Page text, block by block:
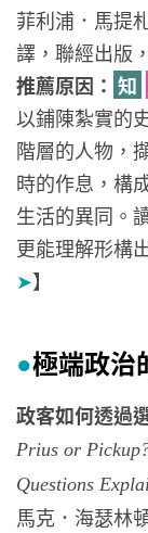
菲利浦．馬提
譯，聯經出版
推薦原因： 知
以鋪陳紮實的
階層的人物，
時的作息，構
生活的異同。
更能理解形構
➤】
●極端政治
政客如何透過
Prius or
Questions
馬克．海瑟林